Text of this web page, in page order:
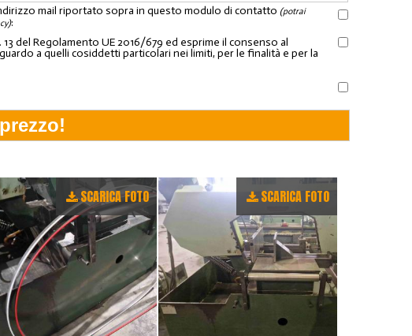
mail riportato sopra in questo modulo di contatto (potrai
:
del Regolamento UE 2016/679 ed esprime il consenso al
a quelli cosiddetti particolari nei limiti, per le finalità e per la
SCARICA FOTO SCARICA FOTO